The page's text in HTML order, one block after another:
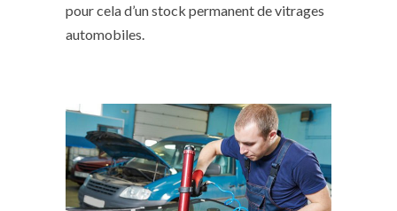
pour cela d’un stock permanent de vitrages
automobiles.